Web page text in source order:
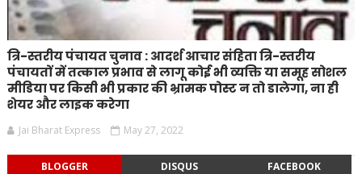
त्रि-स्तरीय पंचायत चुनाव : आदर्श आचार संहिता त्रि-स्तरीय
पंचायतों में तत्काल प्रभाव से लागू कोई भी व्यक्ति या समूह सोशल
मीडिया पर किसी भी प्रकार की भ्रामक पोस्ट न तो डालेगा, ना ही
शेयर और लाइक करेगा
Jai Bharat Express May 27, 2022
BLOGGER DISQUS FACEBOOK